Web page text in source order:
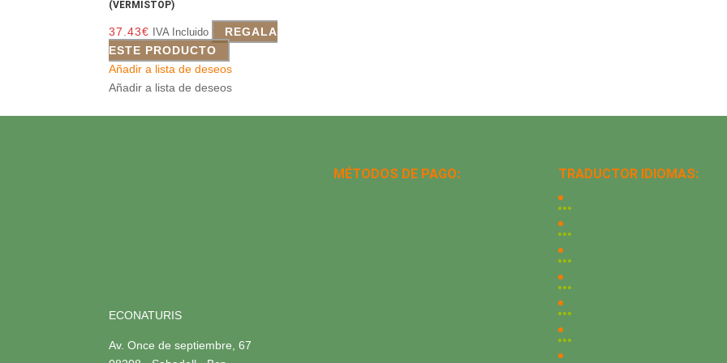
(VERMISTOP)
37.43€ IVA Incluido
REGALA
ESTE PRODUCTO
Añadir a lista de deseos
Añadir a lista de deseos
ECONATURIS
Av. Once de septiembre, 67
MÉTODOS DE PAGO: TRADUCTOR IDIOMAS: